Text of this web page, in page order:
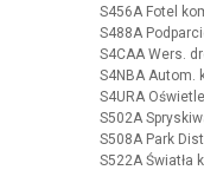
S456A Fotel
S488A
S4CAA Wers.
S4NBA Autom.
S4URA
S502A
S508A Park
S522A Światła